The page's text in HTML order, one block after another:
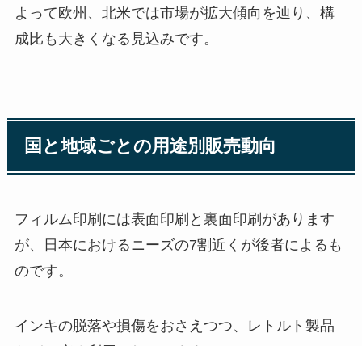
よって欧州、北米では市場が拡大傾向を辿り、構
成比も大きくなる見込みです。
国と地域ごとの用途別販売動向
フィルム印刷には表面印刷と裏面印刷があります
が、日本におけるニーズの7割近くが後者によるも
のです。
インキの脱落や損傷をおさえつつ、レトルト製品